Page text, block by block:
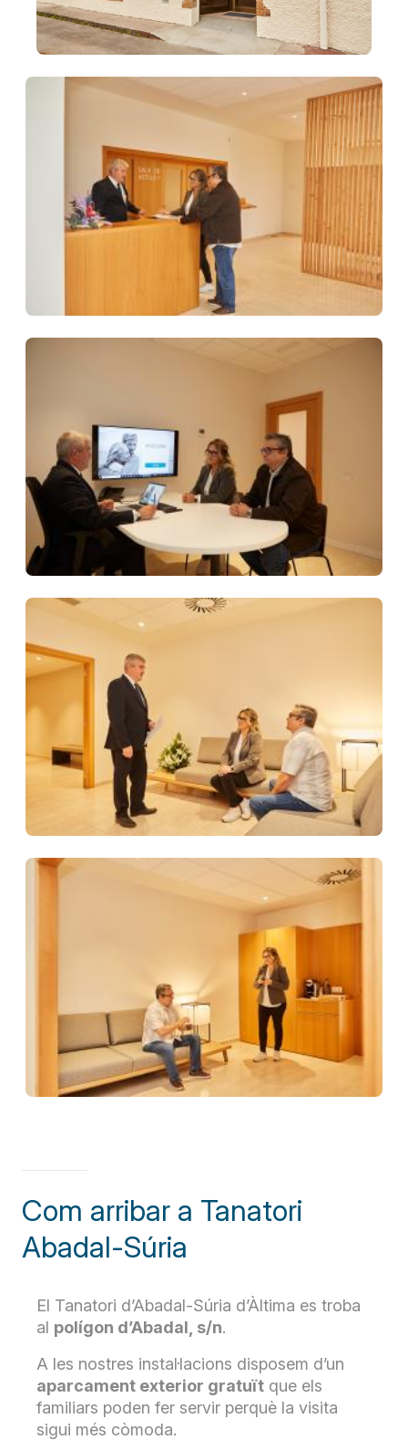
Com arribar a Tanatori
Abadal-Súria
El Tanatori d’Abadal-Súria d’Àltima es troba
al polígon d’Abadal, s/n.
A les nostres instal·lacions disposem d’un
aparcament exterior gratuït que els
familiars poden fer servir perquè la visita
sigui més còmoda.